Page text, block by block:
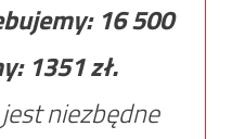
16 500
1351zł.
niezbędne